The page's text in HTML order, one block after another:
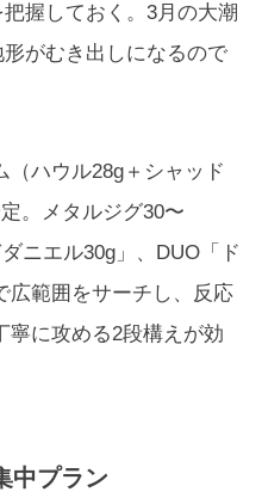
握しておく。3月の大潮
がむき出しになるので
（ハウル28g＋シャッド
。メタルジグ30〜
ニエル30g」、DUO「ド
広範囲をサーチし、反応
寧に攻める2段構えが効
中プラン